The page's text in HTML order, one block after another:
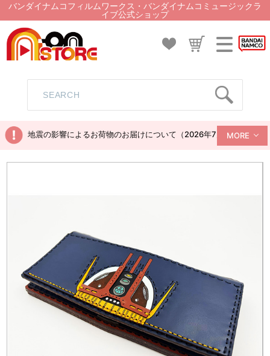
バンダイナムコフィルムワークス・バンダイナムコミュージックラ
イブ公式ショップ
地震の影響によるお荷物のお届けについて（2026年7月28日現在）
MORE